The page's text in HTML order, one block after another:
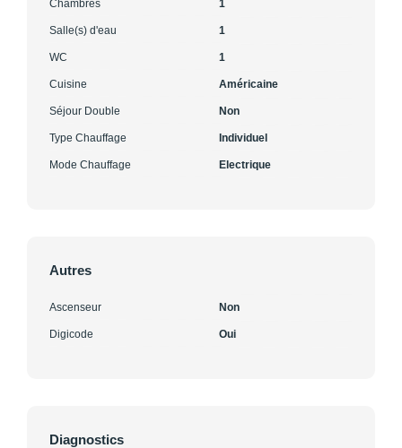
Chambres 1
Salle(s) d'eau 1
WC 1
Cuisine Américaine
Séjour Double Non
Type Chauffage Individuel
Mode Chauffage Electrique
Autres
Ascenseur Non
Digicode Oui
Diagnostics